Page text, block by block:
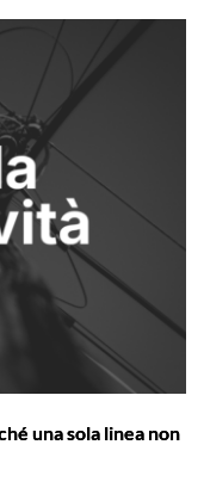
una sola linea non